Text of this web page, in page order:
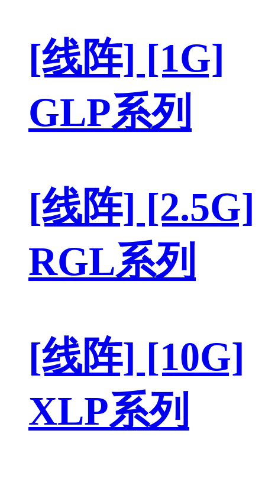
[线阵] [1G]
GLP系列
[线阵] [2.5G]
RGL系列
[线阵] [10G]
XLP系列